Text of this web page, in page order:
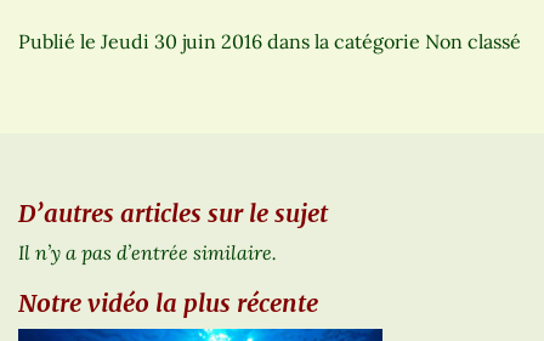
Publié le Jeudi 30 juin 2016 dans la catégorie Non classé
D’autres articles sur le sujet
Il n’y a pas d’entrée similaire.
Notre vidéo la plus récente